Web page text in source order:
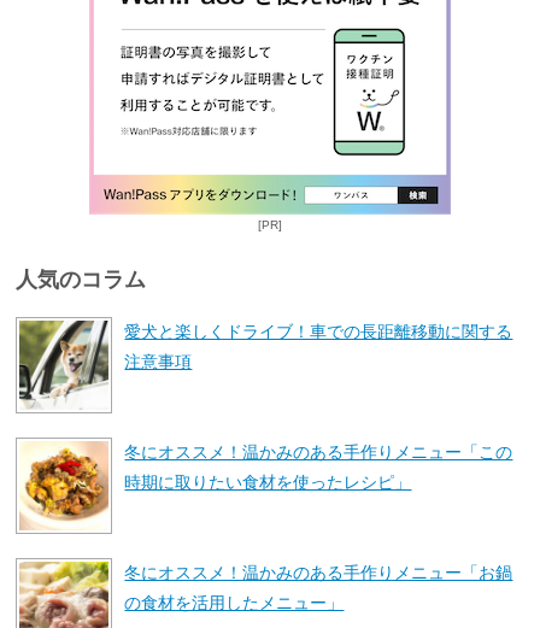
[PR]
人気のコラム
愛犬と楽しくドライブ！車での長距離移動に関する
注意事項
冬にオススメ！温かみのある手作りメニュー「この
時期に取りたい食材を使ったレシピ」
冬にオススメ！温かみのある手作りメニュー「お鍋
の食材を活用したメニュー」